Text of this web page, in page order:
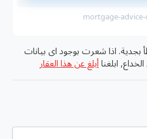
mortgage-
بجدية. اذا شعرت بوجود اى بيانات
ابلغنا أبلغ عن هذا العقار